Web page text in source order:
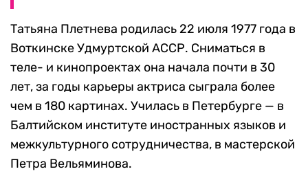
Татьяна Плетнева родилась 22 июля 1977 года в
Воткинске Удмуртской АССР. Сниматься в
теле- и кинопроектах она начала почти в 30
лет, за годы карьеры актриса сыграла более
чем в 180 картинах. Училась в Петербурге — в
Балтийском институте иностранных языков и
межкультурного сотрудничества, в мастерской
Петра Вельяминова.